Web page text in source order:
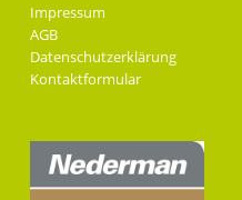
Impressum
AGB
Datenschutzerklärung
Kontaktformular